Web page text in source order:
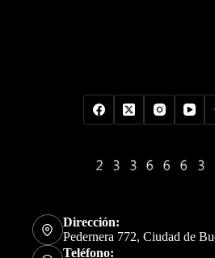
Dirección:
Pedernera 772, Ciudad de
Teléfono: